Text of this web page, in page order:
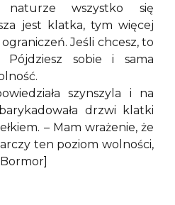
wszystko się
jest klatka, tym więcej
Jeśli chcesz, to
sobie i sama
szynszyla i na
drzwi klatki
– Mam wrażenie, że
ten poziom wolności,